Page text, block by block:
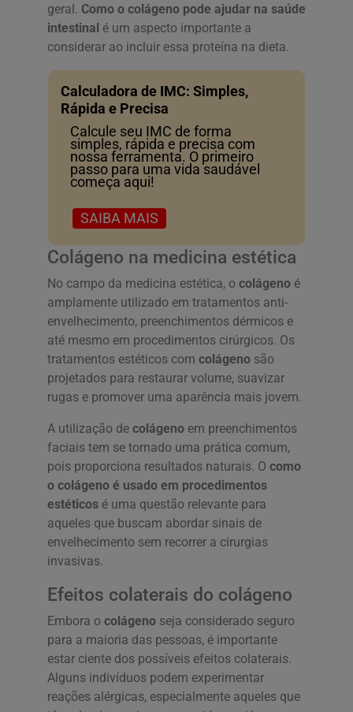
geral. Como o colágeno pode ajudar na saúde
intestinal é um aspecto importante a
considerar ao incluir essa proteína na dieta.
Calculadora de IMC: Simples,
Rápida e Precisa
Calcule seu IMC de forma
simples, rápida e precisa com
nossa ferramenta. O primeiro
passo para uma vida saudável
começa aqui!
SAIBA MAIS
Colágeno na medicina estética
No campo da medicina estética, o colágeno é
amplamente utilizado em tratamentos anti-
envelhecimento, preenchimentos dérmicos e
até mesmo em procedimentos cirúrgicos. Os
tratamentos estéticos com colágeno são
projetados para restaurar volume, suavizar
rugas e promover uma aparência mais jovem.
A utilização de colágeno em preenchimentos
faciais tem se tornado uma prática comum,
pois proporciona resultados naturais. O como
o colágeno é usado em procedimentos
estéticos é uma questão relevante para
aqueles que buscam abordar sinais de
envelhecimento sem recorrer a cirurgias
invasivas.
Efeitos colaterais do colágeno
Embora o colágeno seja considerado seguro
para a maioria das pessoas, é importante
estar ciente dos possíveis efeitos colaterais.
Alguns indivíduos podem experimentar
reações alérgicas, especialmente aqueles que